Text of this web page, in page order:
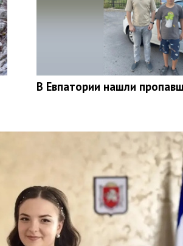
В Евпатории нашли